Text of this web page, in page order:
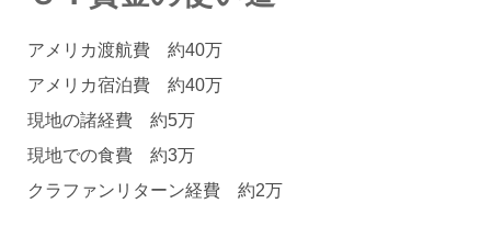
アメリカ渡航費 約40万
アメリカ宿泊費 約40万
現地の諸経費 約5万
現地での食費 約3万
クラファンリターン経費 約2万